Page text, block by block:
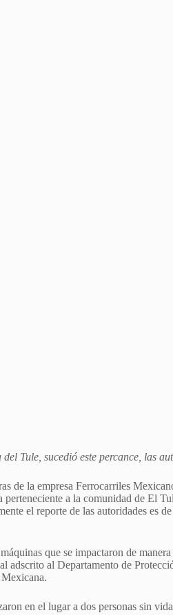
Tule, sucedió este percance, las
de la empresa Ferrocarriles
a la comunidad de El
el reporte de las autoridades es
que se impactaron de
adscrito al Departamento de
en el lugar a dos personas sin